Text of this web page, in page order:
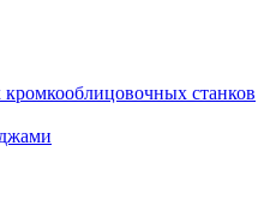
станков